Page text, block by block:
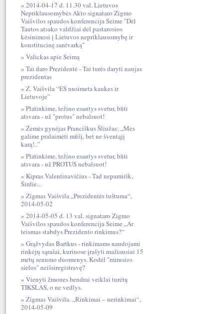
2014-04-17 d. 11.30 val. Lietuvos
Nepriklausomybės Akto signataro Zigmo
Vaišvilos spaudos konferencija Seime "Dėl
Tautos atsako valdžiai dėl pastarosios
kėsinimosi į Lietuvos nepriklausomybę ir
konstitucinę santvarką"
Valickas apie Seimą
Tai daro Prezidentė - Tai turės daryti naujas
prezidentas
Z. Vaišvila “ES nusimeta kaukes ir
Lietuvoje”
Platinkime, težino esantys svetur, būti
atsvara - už "protus" nebalsuot!
Žemės gynėjas Pranciškus Šliužas: „Mes
galime pralaimėti mūšį, bet ne šventąjį
karą!..”
Platinkime, težino esantys svetur, būti
atsvara - už PROTUS nebalsuot!
Kipras Valentinavičius - Tad nepamiršk,
Širdie...
Zigmas Vaišvila „Prezidentės tuštuma“,
2014-05-02
2014-05-05 d. 13 val. signataro Zigmo
Vaišvilos spaudos konferencija Seime „Ar
teismas stabdys Prezidento rinkimus?“
Grąžvydas Bartkus - rinkimams naudojami
rinkėjų sąrašai, kuriuose įrašyti mažiausiai 15
metų senumo duomenys. Kodėl "mirusios
sielos" neišsiregistravę?
Vienyti žmones bendrai veiklai turėtų
TIKSLAS, o ne vedlys.
Zigmas Vaišvila. „Rinkimai – nerinkimai“,
2014-05-09